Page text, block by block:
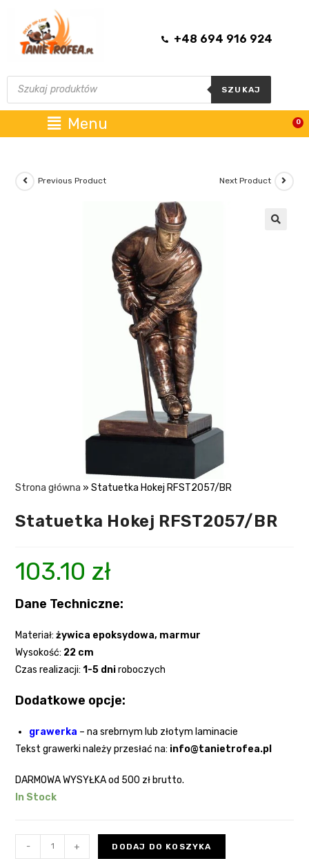
+48 694 916 924
SZUKAJ
Menu 0
Previous Product Next Product
Strona główna »Statuetka Hokej RFST2057/BR
Statuetka Hokej RFST2057/BR
103.10 zł
Dane Techniczne:
Materiał:żywica epoksydowa, marmur
Wysokość: 22 cm
Czas realizacji:1-5 dniroboczych
Dodatkowe opcje:
grawerka – na srebrnym lub złotym laminacie
Tekst grawerki należy przesłać na: info@tanietrofea.pl
DARMOWA WYSYŁKAod 500 zł brutto.
In Stock
- + DODAJ DO KOSZYKA